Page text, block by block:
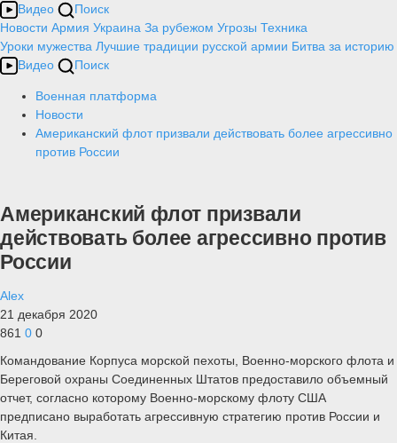
Видео
Поиск
Новости Армия Украина За рубежом Угрозы Техника
Уроки мужества Лучшие традиции русской армии Битва за историю
Видео
Поиск
Военная платформа
Новости
Американский флот призвали действовать более агрессивно
против России
Американский флот призвали
действовать более агрессивно против
России
Alex
21 декабря 2020
861 0 0
Командование Корпуса морской пехоты, Военно-морского флота и
Береговой охраны Соединенных Штатов предоставило объемный
отчет, согласно которому Военно-морскому флоту США
предписано выработать агрессивную стратегию против России и
Китая.